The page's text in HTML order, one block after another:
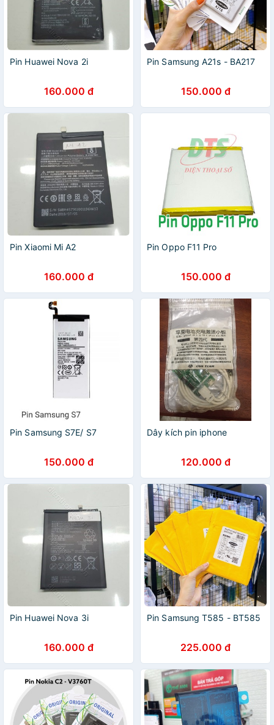
Pin Huawei Nova 2i
160.000 đ
Pin Samsung A21s - BA217
150.000 đ
Pin Xiaomi Mi A2
160.000 đ
Pin Oppo F11 Pro
150.000 đ
Pin Samsung S7E/ S7
150.000 đ
Dây kích pin iphone
120.000 đ
Pin Huawei Nova 3i
160.000 đ
Pin Samsung T585 - BT585
225.000 đ